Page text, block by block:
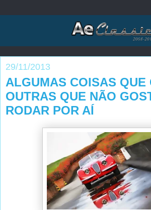
29/11/2013
ALGUMAS COISAS QUE
OUTRAS QUE NÃO
RODAR POR AÍ